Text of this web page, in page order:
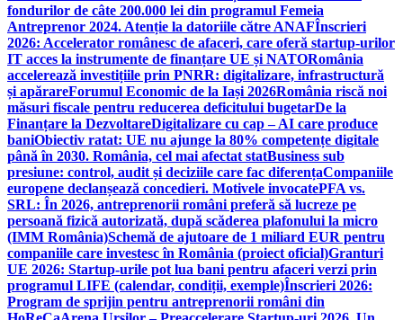
fondurilor de câte 200.000 lei din programul Femeia
Antreprenor 2024. Atenție la datoriile către ANAFÎnscrieri
2026: Accelerator românesc de afaceri, care oferă startup-urilor
IT acces la instrumente de finanțare UE și NATORomânia
accelerează investițiile prin PNRR: digitalizare, infrastructură
și apărareForumul Economic de la Iași 2026România riscă noi
măsuri fiscale pentru reducerea deficitului bugetarDe la
Finanțare la DezvoltareDigitalizare cu cap – AI care produce
baniObiectiv ratat: UE nu ajunge la 80% competențe digitale
până în 2030. România, cel mai afectat statBusiness sub
presiune: control, audit și deciziile care fac diferențaCompaniile
europene declanșează concedieri. Motivele invocatePFA vs.
SRL: În 2026, antreprenorii români preferă să lucreze pe
persoană fizică autorizată, după scăderea plafonului la micro
(IMM România)Schemă de ajutoare de 1 miliard EUR pentru
companiile care investesc în România (proiect oficial)Granturi
UE 2026: Startup-urile pot lua bani pentru afaceri verzi prin
programul LIFE (calendar, condiții, exemple)Înscrieri 2026:
Program de sprijin pentru antreprenorii români din